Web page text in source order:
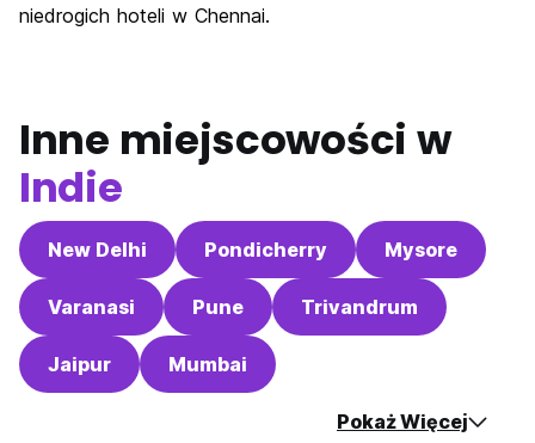
niedrogich hoteli w Chennai.
Inne miejscowości w
Indie
New Delhi Pondicherry Mysore
Varanasi Pune Trivandrum
Jaipur Mumbai
Pokaż Więcej